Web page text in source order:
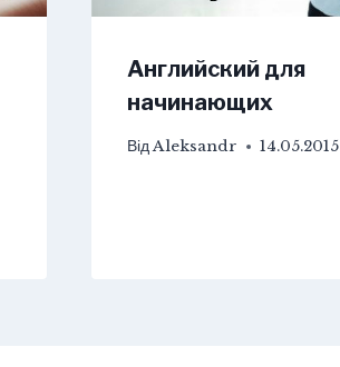
Английский для
начинающих
Від Aleksandr 14.05.2015